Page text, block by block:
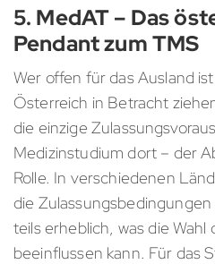
5. MedAT – Das
Pendant zum TMS
Wer offen für das Ausland
Österreich in Betracht
die einzige
Medizinstudium dort – der
Rolle. In verschiedenen
die
teils erheblich, was die
beeinflussen kann. Für das